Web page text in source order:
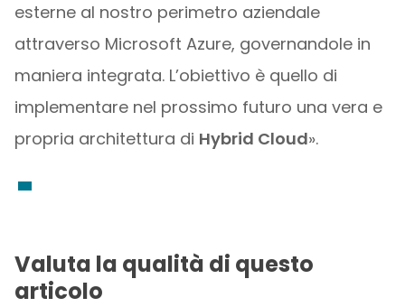
esterne al nostro perimetro aziendale
attraverso Microsoft Azure, governandole in
maniera integrata. L’obiettivo è quello di
implementare nel prossimo futuro una vera e
propria architettura di Hybrid Cloud».
Valuta la qualità di questo
articolo